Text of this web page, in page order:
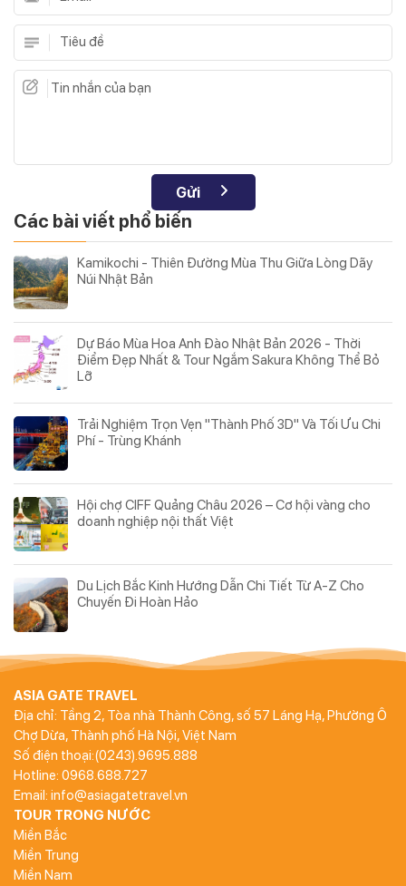
Gửi
Các bài viết phổ biến
Kamikochi - Thiên Đường Mùa Thu Giữa Lòng Dãy
Núi Nhật Bản
Dự Báo Mùa Hoa Anh Đào Nhật Bản 2026 - Thời
Điểm Đẹp Nhất & Tour Ngắm Sakura Không Thể Bỏ
Lỡ
Trải Nghiệm Trọn Vẹn "Thành Phố 3D" Và Tối Ưu Chi
Phí - Trùng Khánh
Hội chợ CIFF Quảng Châu 2026 – Cơ hội vàng cho
doanh nghiệp nội thất Việt
Du Lịch Bắc Kinh Hướng Dẫn Chi Tiết Từ A-Z Cho
Chuyến Đi Hoàn Hảo
ASIA GATE TRAVEL
Địa chỉ: Tầng 2, Tòa nhà Thành Công, số 57 Láng Hạ, Phường Ô
Chợ Dừa, Thành phố Hà Nội, Việt Nam
Số điện thoại:(0243).9695.888
Hotline: 0968.688.727
Email: info@asiagatetravel.vn
TOUR TRONG NƯỚC
Miền Bắc
Miền Trung
Miền Nam